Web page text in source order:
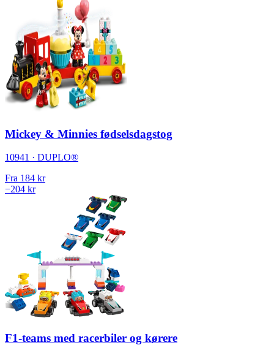
Mickey & Minnies fødselsdagstog
10941 · DUPLO®
Fra 184 kr
−204 kr
F1-teams med racerbiler og kørere